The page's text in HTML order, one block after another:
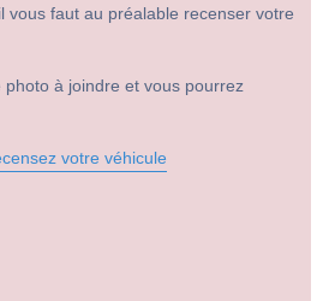
vous faut au préalable recenser votre
photo à joindre et vous pourrez
votre véhicule